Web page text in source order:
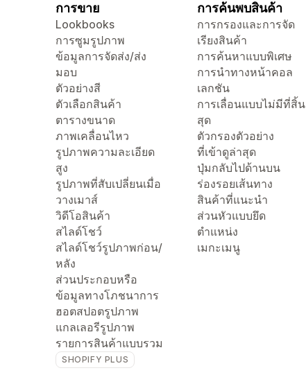
การขาย
Lookbooks
การซูมรูปภาพ
ข้อมูลการจัดส่ง/ส่ง
มอบ
ตัวอย่างสี
ตัวเลือกสินค้า
ตารางขนาด
ภาพเคลื่อนไหว
รูปภาพความละเอียด
สูง
รูปภาพที่สับเปลี่ยนเมื่อ
วางเมาส์
วิดีโอสินค้า
สไลด์โชว์
สไลด์โชว์รูปภาพก่อน/
หลัง
ส่วนประกอบหรือ
ข้อมูลทางโภชนาการ
ฮอตสปอตรูปภาพ
แกลเลอรีรูปภาพ
รายการสินค้าแบบรวม
SHOPIFY PLUS
การค้นพบสินค้า
การกรองและการจัด
เรียงสินค้า
การค้นหาแบบพิเศษ
การนำทางหน้าคอล
เลกชัน
การเลื่อนแบบไม่มีที่สิ้น
สุด
ตัวกรองตัวอย่าง
ที่เข้าดูล่าสุด
ปุ่มกลับไปด้านบน
ร่องรอยเส้นทาง
สินค้าที่แนะนำ
ส่วนหัวแบบยึด
ตำแหน่ง
เมกะเมนู